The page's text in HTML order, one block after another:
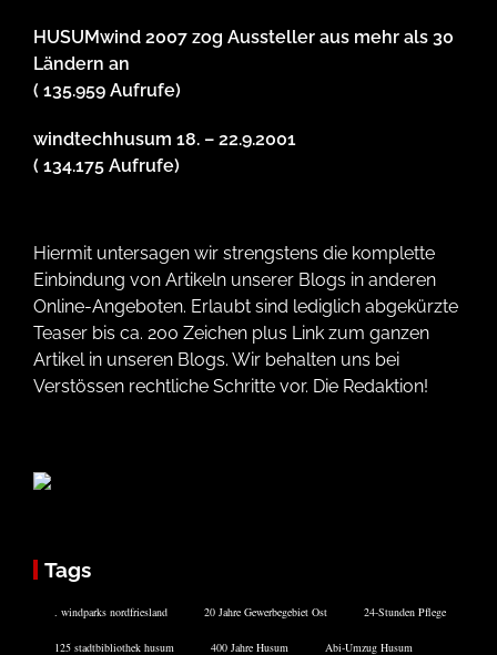
HUSUMwind 2007 zog Aussteller aus mehr als 30
Ländern an
( 135.959 Aufrufe)
windtechhusum 18. – 22.9.2001
( 134.175 Aufrufe)
Hiermit untersagen wir strengstens die komplette
Einbindung von Artikeln unserer Blogs in anderen
Online-Angeboten. Erlaubt sind lediglich abgekürzte
Teaser bis ca. 200 Zeichen plus Link zum ganzen
Artikel in unseren Blogs. Wir behalten uns bei
Verstössen rechtliche Schritte vor. Die Redaktion!
Tags
. windparks nordfriesland 20 Jahre Gewerbegebiet Ost 24-Stunden Pflege
125 stadtbibliothek husum 400 Jahre Husum Abi-Umzug Husum